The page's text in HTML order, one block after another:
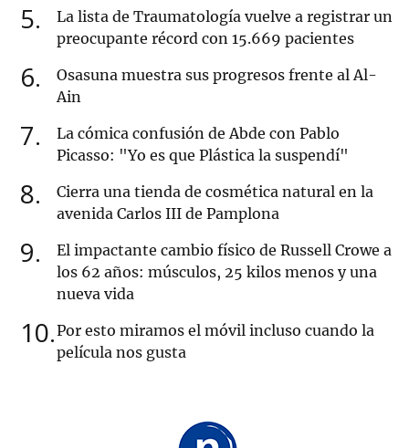
5
La lista de Traumatología vuelve a registrar un
preocupante récord con 15.669 pacientes
6
Osasuna muestra sus progresos frente al Al-
Ain
7
La cómica confusión de Abde con Pablo
Picasso: "Yo es que Plástica la suspendí"
8
Cierra una tienda de cosmética natural en la
avenida Carlos III de Pamplona
9
El impactante cambio físico de Russell Crowe a
los 62 años: músculos, 25 kilos menos y una
nueva vida
10 Por esto miramos el móvil incluso cuando la
película nos gusta